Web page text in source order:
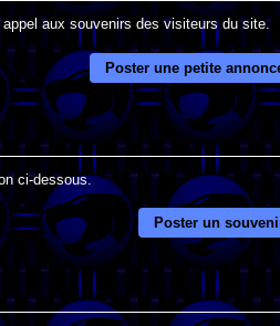
aux souvenirs des visiteurs du site.
Poster une petite
ci-dessous.
Poster un